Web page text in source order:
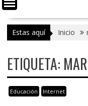
Estas aquí Inicio
ETIQUETA:
Educación Internet